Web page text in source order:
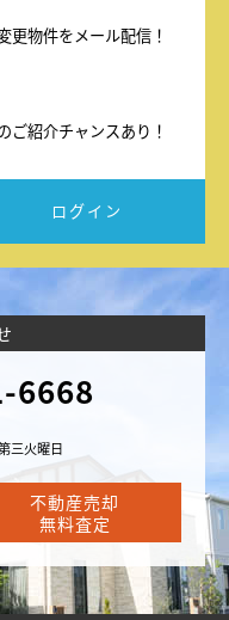
更物件をメール配信！
ご紹介チャンスあり！
ログイン
6668
三火曜日
不動産売却
無料査定